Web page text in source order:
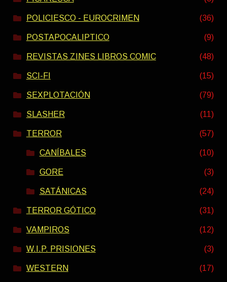
POLICIESCO - EUROCRIMEN (36)
POSTAPOCALIPTICO (9)
REVISTAS ZINES LIBROS COMIC (48)
SCI-FI (15)
SEXPLOTACIÓN (79)
SLASHER (11)
TERROR (57)
CANÍBALES (10)
GORE (3)
SATÁNICAS (24)
TERROR GÓTICO (31)
VAMPIROS (12)
W.I.P. PRISIONES (3)
WESTERN (17)